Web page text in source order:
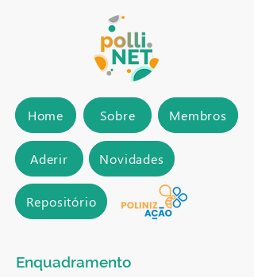
Home Sobre Membros
Aderir Novidades
Repositório
Enquadramento